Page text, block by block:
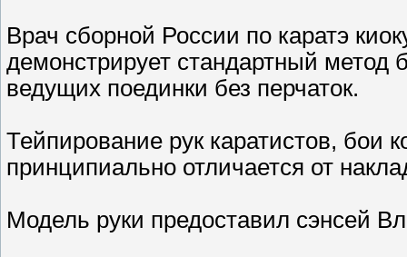
Врач сборной России по каратэ
демонстрирует стандартный метод
ведущих поединки без перчаток.
Тейпирование рук каратистов, бои
принципиально отличается от
Модель руки предоставил сэнсей